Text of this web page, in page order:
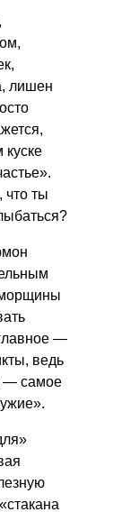
лишен
куске
что ты
морщины
—
ведь
— самое